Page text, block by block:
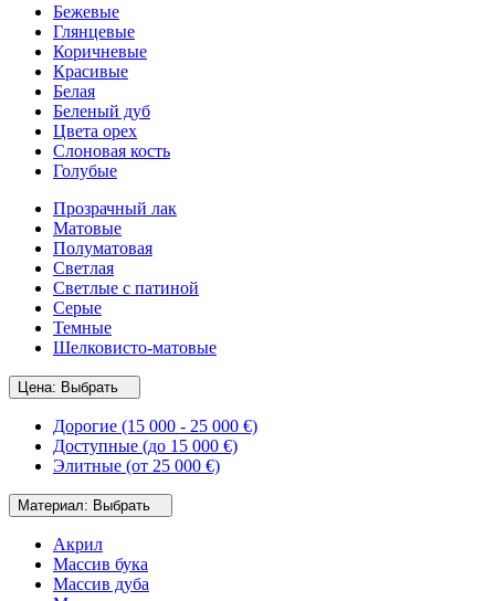
Бежевые
Глянцевые
Коричневые
Красивые
Белая
Беленый дуб
Цвета орех
Слоновая кость
Голубые
Прозрачный лак
Матовые
Полуматовая
Светлая
Светлые с патиной
Серые
Темные
Шелковисто-матовые
Цена: Выбрать
Дорогие (15 000 - 25 000 €)
Доступные (до 15 000 €)
Элитные (от 25 000 €)
Материал: Выбрать
Акрил
Массив бука
Массив дуба